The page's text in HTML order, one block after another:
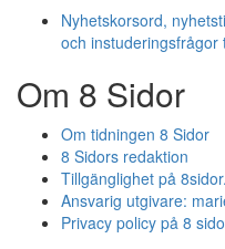
Nyhetskorsord,
och instuderingsfrågor
Om 8 Sidor
Om tidningen 8 Sidor
8 Sidors redaktion
Tillgänglighet på
Ansvarig utgivare:
Privacy policy på 8